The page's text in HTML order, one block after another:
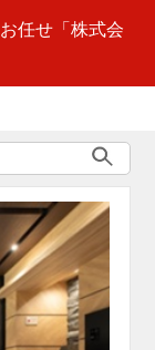
任せ「株式会